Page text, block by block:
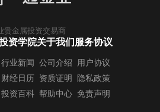
贵金属投资交易商
资学院
行业新闻
财经日历
投资百科
关于我们
公司介绍
资质证明
帮助中心
服务协议
用户协议
隐私政策
免责声明